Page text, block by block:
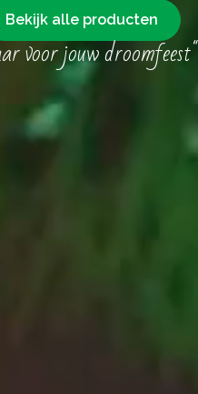
Bekijk alle producten
voor jouw droomfeest"